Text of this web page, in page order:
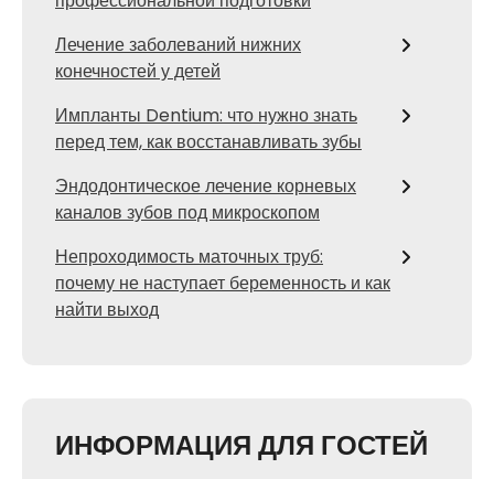
Лечение заболеваний нижних
конечностей у детей
Импланты Dentium: что нужно знать
перед тем, как восстанавливать зубы
Эндодонтическое лечение корневых
каналов зубов под микроскопом
Непроходимость маточных труб:
почему не наступает беременность и как
найти выход
ИНФОРМАЦИЯ ДЛЯ ГОСТЕЙ